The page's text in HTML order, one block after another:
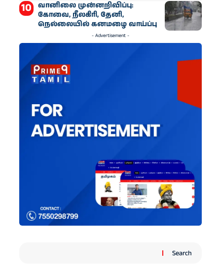
வானிலை முன்னறிவிப்பு:
கோவை, நீலகிரி, தேனி,
நெல்லையில் கனமழை வாய்ப்பு
- Advertisement -
Search